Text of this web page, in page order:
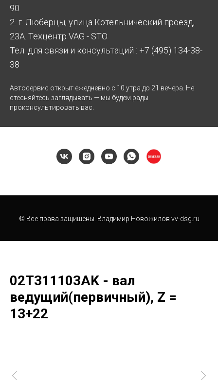
90
2. г. Люберцы, улица Котельнический проезд,
23А. Техцентр VAG - STO
Тел. для связи и консультаций : +7 (495) 134-38-
38
Автосервис открыт ежедневно с 10 утра до 21 вечера. Не
стесняйтесь заглядывать — мы будем рады
проконсультировать вас.
© Все права защищены. Владимир Новожилов vv-dsg.ru
02T311103AK - вал
ведущий(первичный), Z =
13+22